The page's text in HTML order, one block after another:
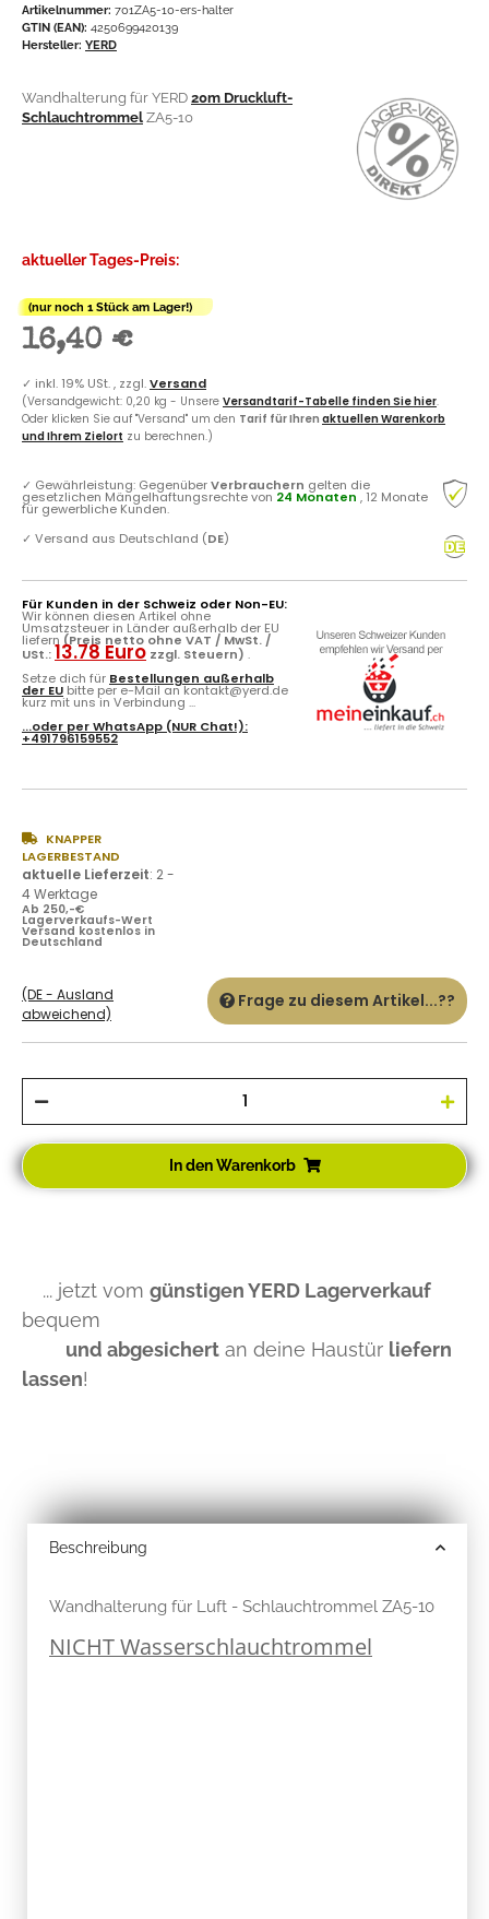
Artikelnummer: 701ZA5-10-ers-halter
GTIN (EAN): 4250699420139
Hersteller: YERD
Wandhalterung für YERD 20m Druckluft-
Schlauchtrommel ZA5-10
aktueller Tages-Preis:
(nur noch 1 Stück am Lager!)
16,40 €
✓ inkl. 19% USt. , zzgl.Versand
(Versandgewicht: 0,20 kg - Unsere Versandtarif-Tabelle finden Sie hier.
Oder klicken Sie auf "Versand" um den Tarif für Ihren aktuellen Warenkorb
und Ihrem Zielort zu berechnen.)
✓ Gewährleistung: GegenüberVerbrauchern gelten die
gesetzlichen Mängelhaftungsrechte von 24 Monaten , 12 Monate
für gewerbliche Kunden.
✓ Versand aus Deutschland (DE)
Für Kunden in der Schweiz oder Non-EU:
Wir können diesen Artikel ohne
Umsatzsteuer in Länder außerhalb der EU
liefern (Preis netto ohne VAT / MwSt. /
USt.:13.78 Euro zzgl. Steuern) .
Setze dich für Bestellungen außerhalb
der EU bitte per e-Mail an kontakt@yerd.de
kurz mit uns in Verbindung ...
...oder perWhatsApp (NUR Chat!):
+491796159552
KNAPPER
LAGERBESTAND
aktuelle Lieferzeit: 2 -
4 Werktage
Ab 250,-€
Lagerverkaufs-Wert
Versand kostenlos in
Deutschland
(DE - Ausland
abweichend)
Frage zu diesem Artikel...??
In den Warenkorb
... jetzt vom günstigen YERD Lagerverkauf
bequem
und abgesichert an deine Haustür liefern
lassen!
Beschreibung
Wandhalterung für Luft - Schlauchtrommel ZA5-10
NICHT Wasserschlauchtrommel